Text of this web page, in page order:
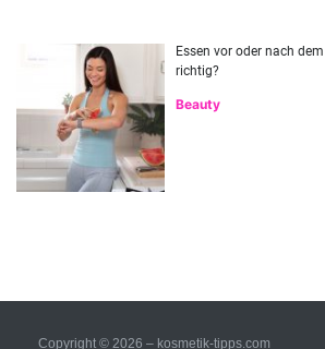
Essen vor oder nach
richtig?
Beauty
Copyright © 2026 – kosmetik-tipps.com